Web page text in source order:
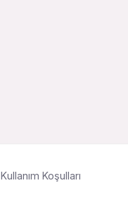
Kullanım Koşulları